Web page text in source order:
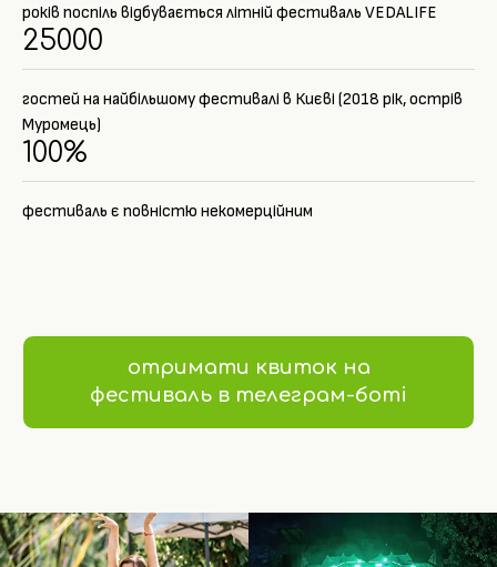
років поспіль відбувається літній фестиваль VEDALIFE
25000
гостей на найбільшому фестивалі в Києві (2018 рік, острів
Муромець)
100%
фестиваль є повністю некомерційним
отримати квиток на
фестиваль в телеграм-боті